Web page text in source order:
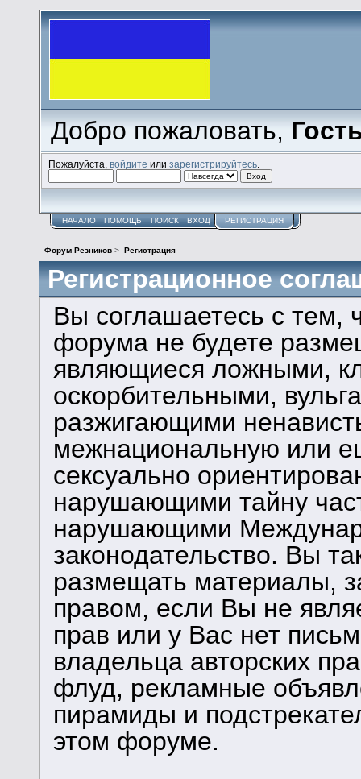
Добро пожаловать,
Пожалуйста,войдите илизарегистрируйтесь
НАЧАЛО ПОМОЩЬ ПОИСК ВХОД РЕГИСТРАЦИЯ
Форум Резников > Регистрация
Регистрационное
Вы соглашаетесь с тем,
форума не будете
являющиеся ложными,
оскорбительными,
разжигающими
межнациональную или
сексуально
нарушающими тайну
нарушающими
законодательство. Вы
размещать материалы,
правом, если Вы не
прав или у Вас нет
владельца авторских
флуд, рекламные
пирамиды и
этом форуме.